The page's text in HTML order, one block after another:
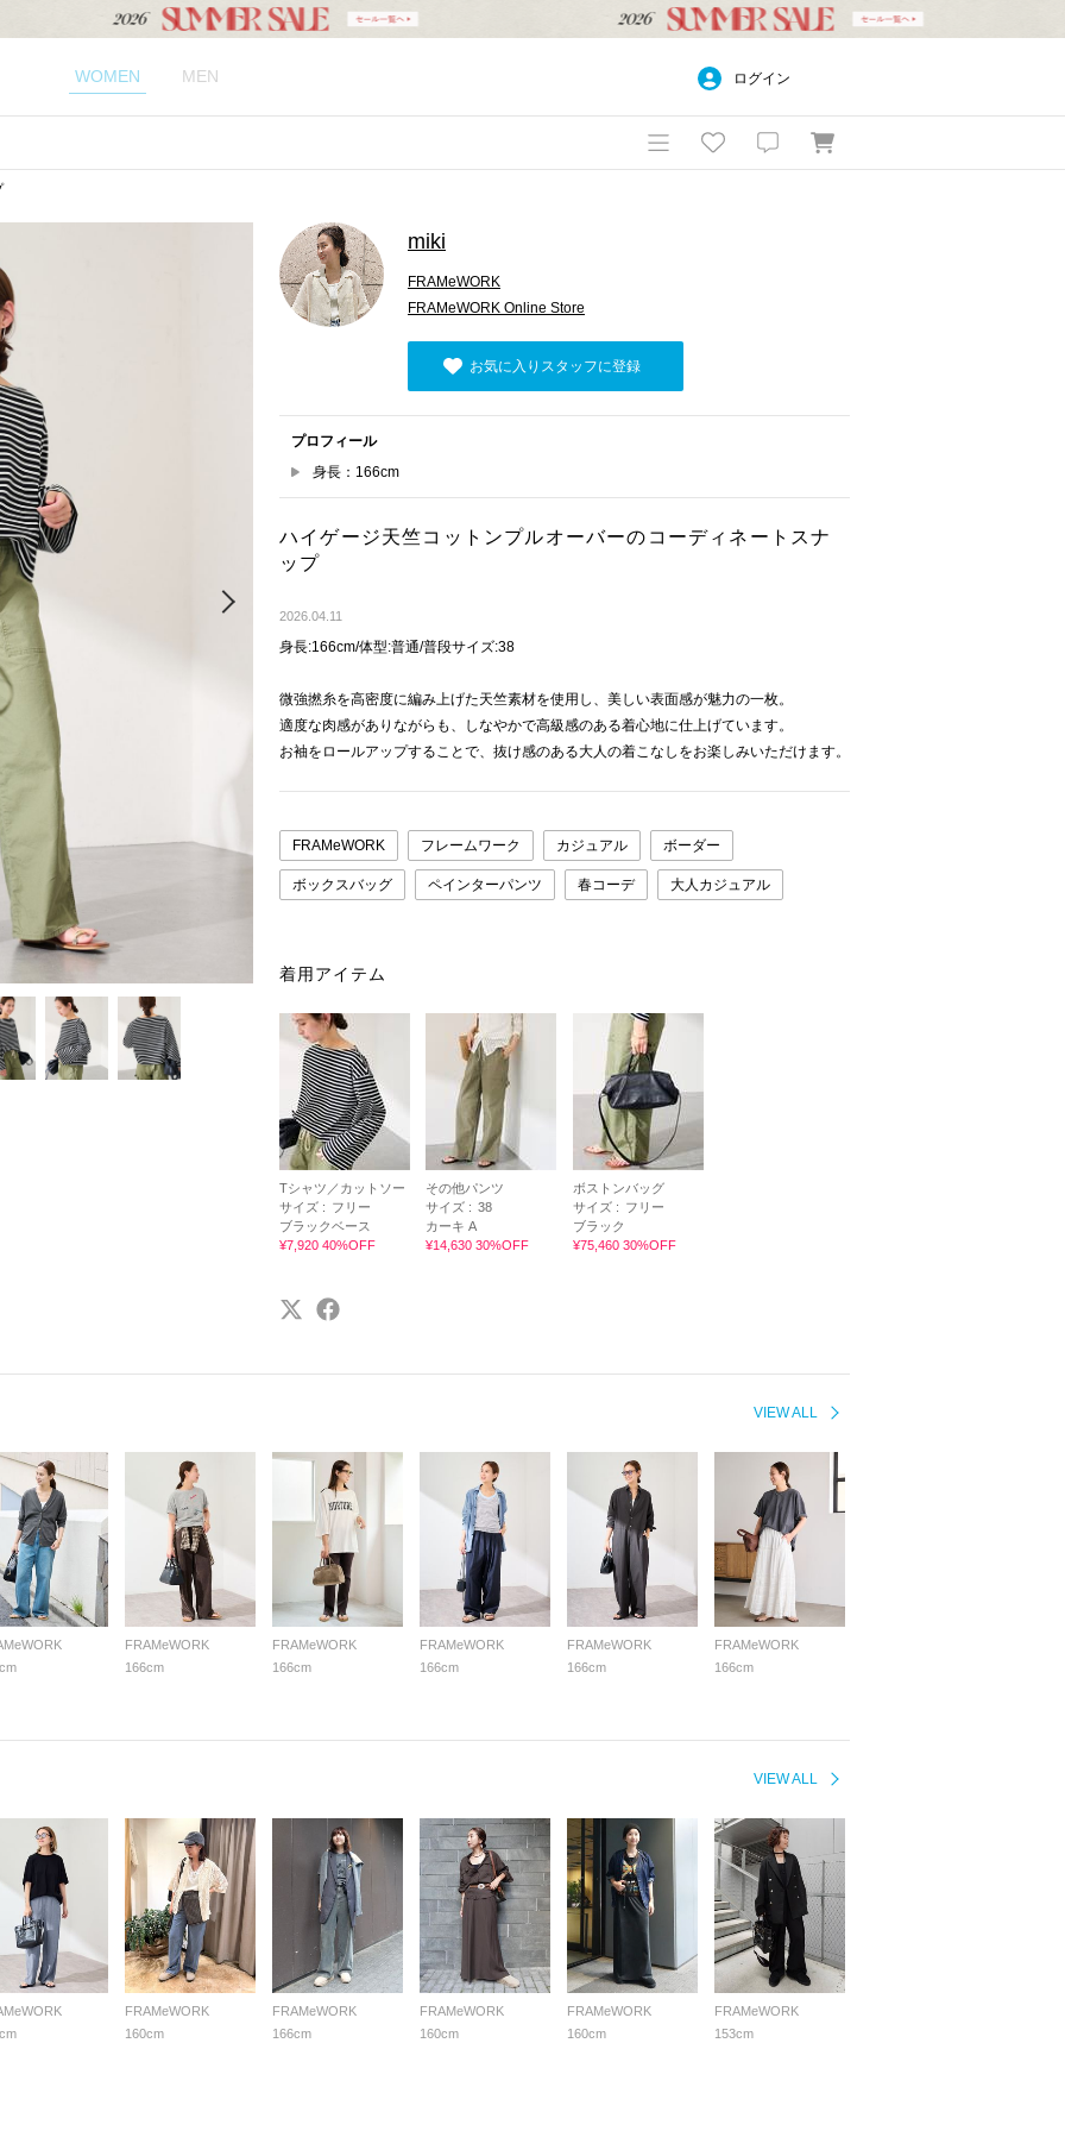
WOMEN MEN ログイン
miki
FRAMeWORK
FRAMeWORK Online Store
お気に入りスタッフに登録
プロフィール
身長：166cm
ハイゲージ天竺コットンプルオーバーのコーディネートスナ
ップ
2026.04.11
身長:166cm/体型:普通/普段サイズ:38
微強撚糸を高密度に編み上げた天竺素材を使用し、美しい表面感が魅力の一枚。
適度な肉感がありながらも、しなやかで高級感のある着心地に仕上げています。
お袖をロールアップすることで、抜け感のある大人の着こなしをお楽しみいただけます。
FRAMeWORK フレームワーク カジュアル ボーダー
ボックスバッグ ペインターパンツ 春コーデ 大人カジュアル
着用アイテム
Tシャツ／カットソー
サイズ : フリー
ブラックベース
¥7,920 40%OFF
その他パンツ
サイズ : 38
カーキ A
¥14,630 30%OFF
ボストンバッグ
サイズ : フリー
ブラック
¥75,460 30%OFF
VIEW ALL
FRAMeWORK
166cm
FRAMeWORK
166cm
FRAMeWORK
166cm
FRAMeWORK
166cm
FRAMeWORK
166cm
VIEW ALL
FRAMeWORK
160cm
FRAMeWORK
166cm
FRAMeWORK
160cm
FRAMeWORK
160cm
FRAMeWORK
153cm